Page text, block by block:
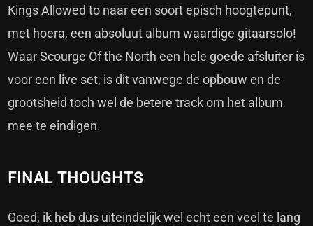
Kings Allowed to naar een soort episch hoogtepunt,
met hoera, een absoluut album waardige gitaarsolo!
Waar Scourge Of the North een hele goede afsluiter is
voor een live set, is dit vanwege de opbouw en de
grootsheid toch wel de betere track om het album
mee te eindigen.
FINAL THOUGHTS
Goed, ik heb dus uiteindelijk wel echt een veel te lang